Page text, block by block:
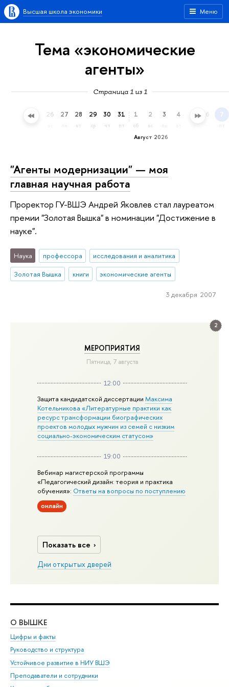
Меню
Высшая школа экономики
Тема «экономические
агенты»
Страница 1 из 1
25 26 27 28
вт
29
ср
30
чт
31
пт
Август 2026
1
сб
2
вс
3 4 5 6 7
пт
2
МЕРОПРИЯТИЯ
Пятница, 7 августа
12:00
Защита кандидатской диссертацииМаксима
Котельникова «Литературные практики как
ресурс трансформации биографических
проектов молодых мужчин из семей с низким
социально-экономическим статусом»
19:00
Вебинар магистерской программы
«Педагогический дизайн: теория и практика
обучения»: Ответы на вопросы по поступлению
онлайн
Показать все
Дни открытых дверей
"Агенты модернизации" — моя
главная научная работа
Проректор ГУ-ВШЭ Андрей Яковлев стал лауреатом
премии "Золотая Вышка" в номинации "Достижение в
науке".
Наука профессора
исследования и аналитика
Золотая Вышка
книги экономические агенты
3 декабря 2007
О ВЫШКЕ
Цифры и факты
Руководство и структура
Устойчивое развитие в НИУ ВШЭ
Преподаватели и сотрудники